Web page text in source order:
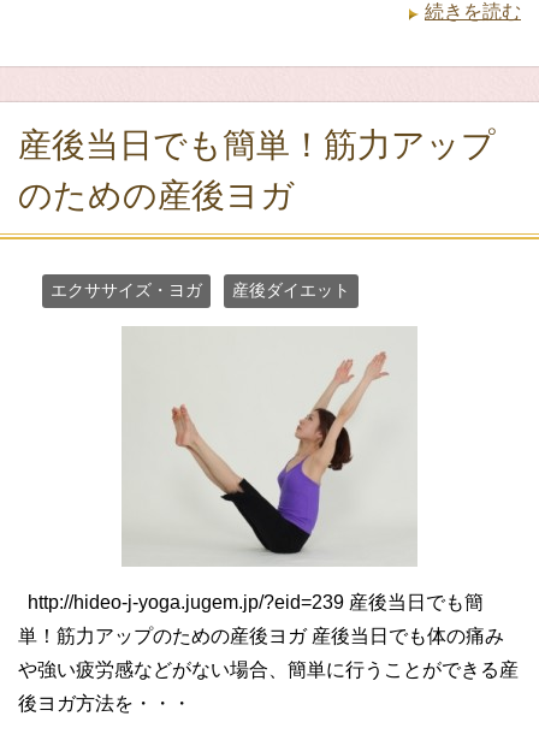
続きを読む
産後当日でも簡単！筋力アップ
のための産後ヨガ
エクササイズ・ヨガ 産後ダイエット
http://hideo-j-yoga.jugem.jp/?eid=239 産後当日でも簡
単！筋力アップのための産後ヨガ 産後当日でも体の痛み
や強い疲労感などがない場合、簡単に行うことができる産
後ヨガ方法を・・・